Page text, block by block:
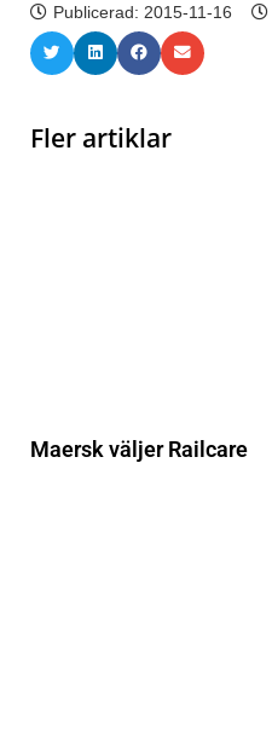
Publicerad: 2015-11-16
Fler artiklar
Maersk väljer Railcare